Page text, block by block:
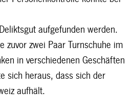
aufgefunden werden.
zuvor zwei Paar Turnschuhe im
in verschiedenen Geschäften
sich heraus, dass sich der
aufhält.